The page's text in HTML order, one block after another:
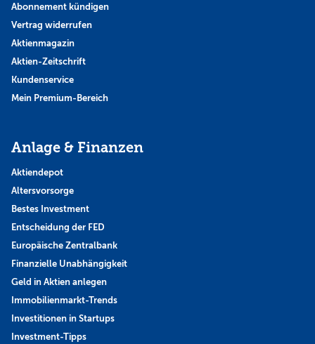
Abonnement kündigen
Vertrag widerrufen
Aktienmagazin
Aktien-Zeitschrift
Kundenservice
Mein Premium-Bereich
Anlage & Finanzen
Aktiendepot
Altersvorsorge
Bestes Investment
Entscheidung der FED
Europäische Zentralbank
Finanzielle Unabhängigkeit
Geld in Aktien anlegen
Immobilienmarkt-Trends
Investitionen in Startups
Investment-Tipps